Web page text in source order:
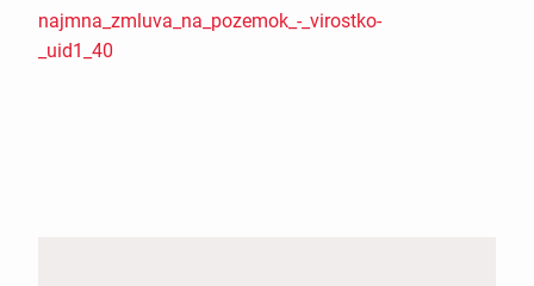
najmna_zmluva_na_pozemok_-_virostko-
_uid1_40